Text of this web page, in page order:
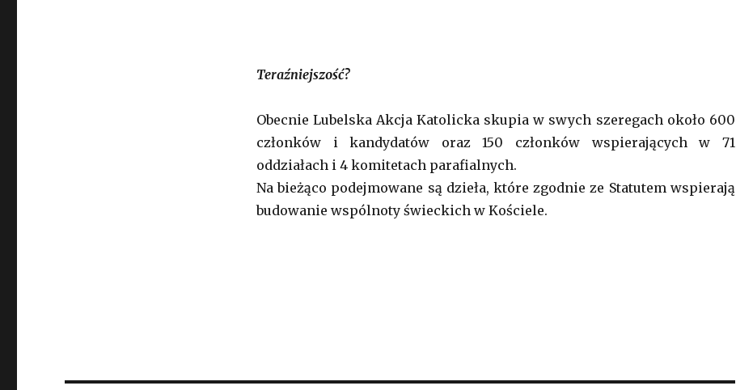
Teraźniejszość?
Obecnie Lubelska Akcja Katolicka skupia w swych szeregach około 600
członków i kandydatów oraz 150 członków wspierających w 71
oddziałach i 4 komitetach parafialnych.
Na bieżąco podejmowane są dzieła, które zgodnie ze Statutem wspierają
budowanie wspólnoty świeckich w Kościele.